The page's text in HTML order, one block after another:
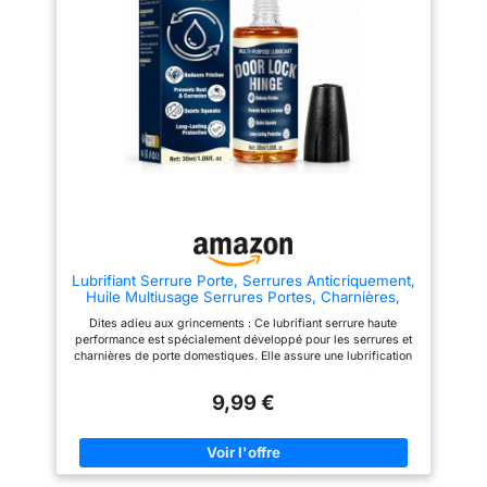
en douceur
machines, matériel de jardin et
RÉSISTANTE À L’EAU QUI
Contrairement aux sprays
standard, la formulation de type
gel de Rocket TT adhère aux
surfaces et résiste au lavage,
testée en laboratoire pour
surpasser les grandes marques
en matière de résistance à l’eau
protège le métal de l’humidité,
offrant une protection à long
terme, en particulier dans les
APPLICATION PRÉCISE, FACILE
& MODE D’EMPLOI : Bien agiter,
pousser le bouchon vers l’avant
directement sur la zone. Utilisez
la paille jointe pour les pièces
n’est nécessaire pour la
pulvérisation directe sur les
Lubrifiant Serrure Porte, Serrures Anticriquement,
Huile Multiusage Serrures Portes, Charnières,
Chaînes Vélo, Glissières Tiroirs, Imperméable,
Antirouille, Anticorrosion, Longue Durée
Dites adieu aux grincements : Ce lubrifiant serrure haute
performance est spécialement développé pour les serrures et
charnières de porte domestiques. Elle assure une lubrification
l'ouverture/fermeture des portes et de la rotation des clés,
silicone AstraVox vous aide à retrouver un fonctionnement
fluide et silencieux des portes et améliore le confort de votre
maison Excellente performance antirouille et anticorrosion :
9,99 €